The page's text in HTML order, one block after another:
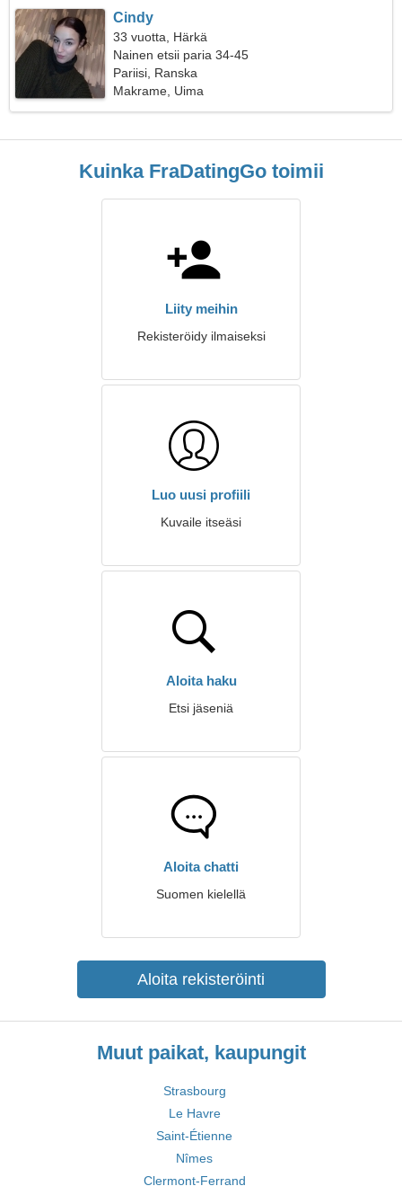
Cindy
33 vuotta, Härkä
Nainen etsii paria 34-45
Pariisi, Ranska
Makrame, Uima
Kuinka FraDatingGo toimii
Liity meihin
Rekisteröidy ilmaiseksi
Luo uusi profiili
Kuvaile itseäsi
Aloita haku
Etsi jäseniä
Aloita chatti
Suomen kielellä
Aloita rekisteröinti
Muut paikat, kaupungit
Strasbourg
Le Havre
Saint-Étienne
Nîmes
Clermont-Ferrand